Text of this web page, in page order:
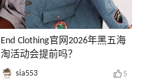
End Clothing官网2026年黑五海
淘活动会提前吗？
sia553 5